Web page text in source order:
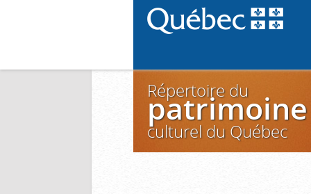
Répertoire du
patrimoine
culturel du Québec